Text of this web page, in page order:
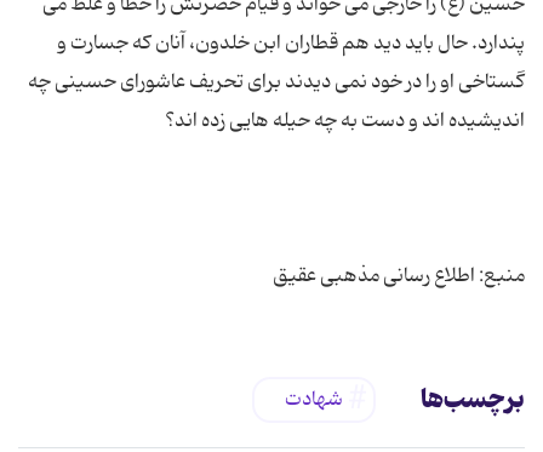
پندارد. حال باید دید هم قطاران ابن خلدون، آنان كه جسارت و
گستاخی او را در خود نمی دیدند برای تحریف عاشورای حسینی چه
منبع: اطلاع رسانی مذهبی عقیق
برچسب‌ها شهادت